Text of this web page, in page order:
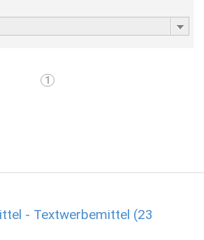
1
- Textwerbemittel (23